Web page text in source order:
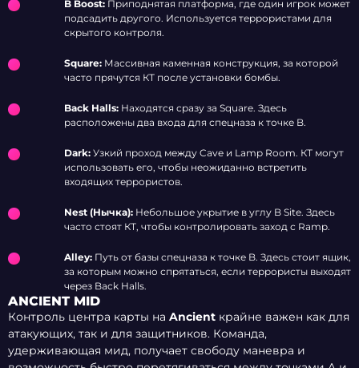
B Boost: Приподнятая платформа, где один игрок может
подсадить другого. Используется террористами для
скрытого контроля.
Square: Массивная каменная конструкция, за которой
часто прячутся КТ после установки бомбы.
Back Halls: Находятся сразу за Square. Здесь
расположены два входа для спецназа к точке B.
Dark: Узкий проход между Cave и Lamp Room. КТ могут
использовать его, чтобы неожиданно встретить
входящих террористов.
Nest (Нычка): Небольшое укрытие в углу B Site. Здесь
часто стоят КТ, чтобы контролировать заход с Ramp.
Alley: Путь от базы спецназа к точке B. Здесь стоит ящик,
за которым можно спрятаться, если террористы выходят
через Back Halls.
ANCIENT MID
Контроль центра карты на Ancient крайне важен как для
атакующих, так и для защитников. Команда,
удерживающая мид, получает свободу маневра и